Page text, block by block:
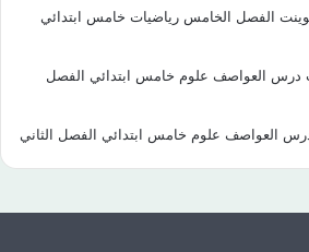
الفصل الخامس رياضيات خامس ابتدائي
درس العواصف علوم خامس ابتدائي الفصل
العواصف علوم خامس ابتدائي الفصل الثاني